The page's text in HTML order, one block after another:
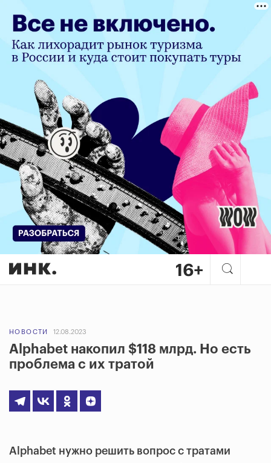
НОВОСТИ 12.08.2023
Alphabet накопил $118 млрд. Но есть
проблема с их тратой
Alphabet нужно решить вопрос с тратами